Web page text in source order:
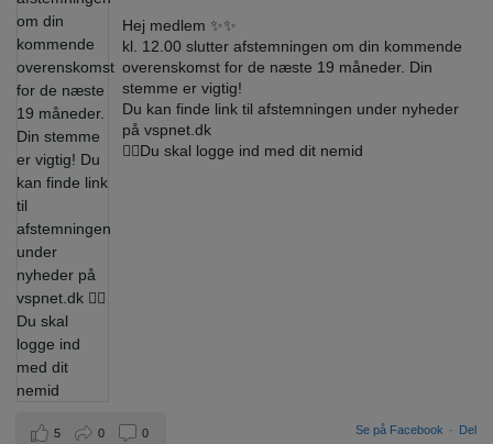
Hej medlem ✨✨
kl. 12.00 slutter afstemningen om din kommende
overenskomst for de næste 19 måneder. Din
stemme er vigtig!
Du kan finde link til afstemningen under nyheder
på vspnet.dk
☝🏼Du skal logge ind med dit nemid
Se på Facebook · Del
5 0 0